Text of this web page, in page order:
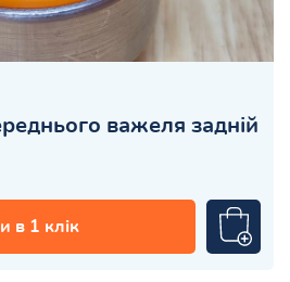
важеля задній
в 1 клік